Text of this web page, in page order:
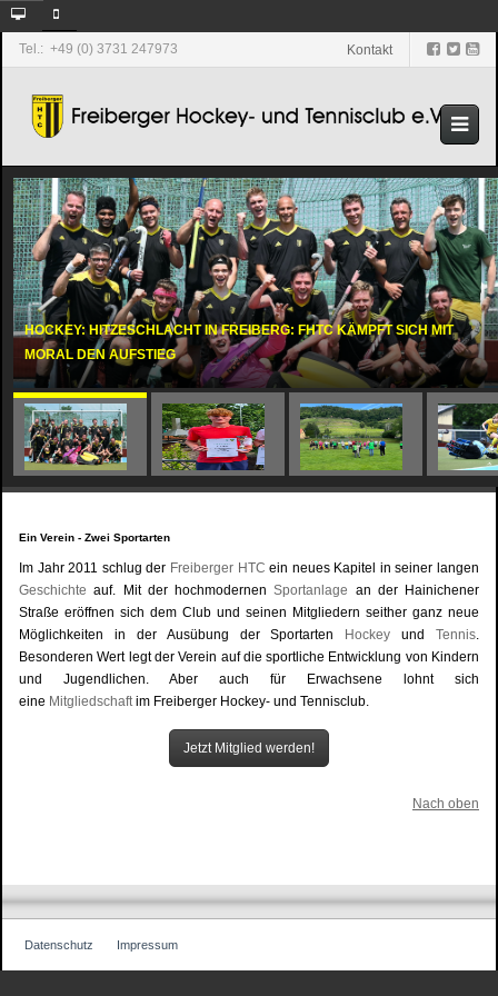
Tel.: +49 (0) 3731 247973 Kontakt
HOCKEY: HITZESCHLACHT IN FREIBERG: FHTC KÄMPFT SICH MIT
MORAL DEN AUFSTIEG
Ein Verein - Zwei Sportarten
Im Jahr 2011 schlug der Freiberger HTC ein neues Kapitel in seiner langen
Geschichte auf. Mit der hochmodernenSportanlage an der Hainichener
Straße eröffnen sich dem Club und seinen Mitgliedern seither ganz neue
Möglichkeiten in der Ausübung der Sportarten Hockey und Tennis
Besonderen Wert legt der Verein auf die sportliche Entwicklung von Kindern
und Jugendlichen. Aber auch für Erwachsene lohnt sich
eine Mitgliedschaft im Freiberger Hockey- und Tennisclub.
Jetzt Mitglied werden!
Nach oben
Datenschutz Impressum